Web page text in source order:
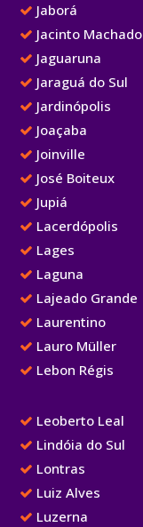
Jaborá
Jacinto Machado
Jaguaruna
Jaraguá do Sul
Jardinópolis
Joaçaba
Joinville
José Boiteux
Jupiá
Lacerdópolis
Lages
Laguna
Lajeado Grande
Laurentino
Lauro Müller
Lebon Régis
Leoberto Leal
Lindóia do Sul
Lontras
Luiz Alves
Luzerna